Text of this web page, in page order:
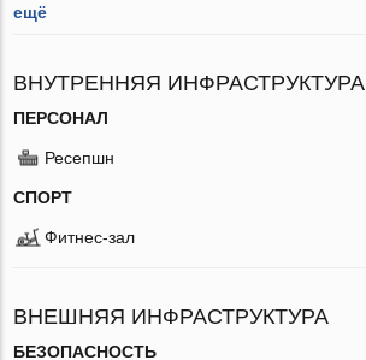
ещё
ВНУТРЕННЯЯ ИНФРАСТРУКТУРА
ПЕРСОНАЛ
Ресепшн
СПОРТ
Фитнес-зал
ВНЕШНЯЯ ИНФРАСТРУКТУРА
БЕЗОПАСНОСТЬ